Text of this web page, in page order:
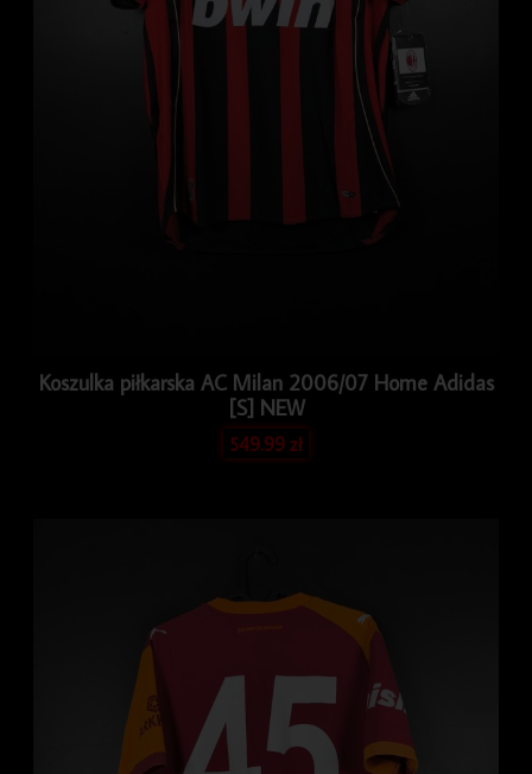
Koszulka piłkarska AC Milan 2006/07 Home Adidas
[S] NEW
549.99zł